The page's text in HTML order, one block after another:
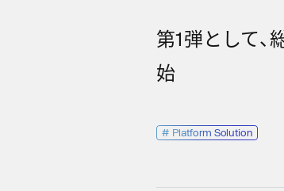
第1弾として、
始
# Platform Solution